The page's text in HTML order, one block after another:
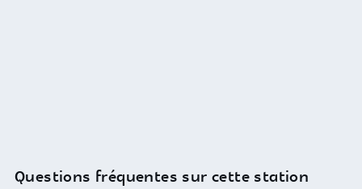
Questions fréquentes sur cette station